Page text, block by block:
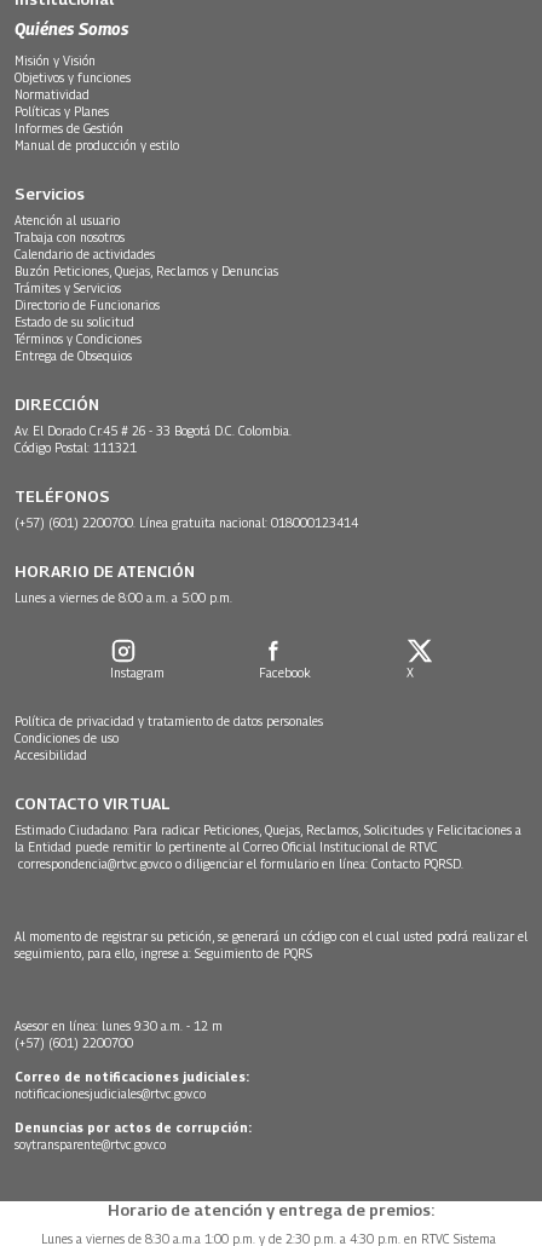
Quiénes Somos
Misión y Visión
Objetivos y funciones
Normatividad
Políticas y Planes
Informes de Gestión
Manual de producción y estilo
Servicios
Atención al usuario
Trabaja con nosotros
Calendario de actividades
Buzón Peticiones, Quejas, Reclamos y Denuncias
Trámites y Servicios
Directorio de Funcionarios
Estado de su solicitud
Términos y Condiciones
Entrega de Obsequios
DIRECCIÓN
Av. El Dorado Cr.45 # 26 - 33 Bogotá D.C. Colombia.
Código Postal: 111321
TELÉFONOS
(+57) (601) 2200700. Línea gratuita nacional: 018000123414
HORARIO DE ATENCIÓN
Lunes a viernes de 8:00 a.m. a 5:00 p.m.
Instagram Facebook X
Política de privacidad y tratamiento de datos personales
Condiciones de uso
Accesibilidad
CONTACTO VIRTUAL
Estimado Ciudadano: Para radicar Peticiones, Quejas, Reclamos, Solicitudes y Felicitaciones a
la Entidad puede remitir lo pertinente al Correo Oficial Institucional de RTVC
correspondencia@rtvc.gov.co o diligenciar el formulario en línea: Contacto PQRSD.
Al momento de registrar su petición, se generará un código con el cual usted podrá realizar el
seguimiento, para ello, ingrese a: Seguimiento de PQRS
Asesor en línea: lunes 9:30 a.m. - 12 m
(+57) (601) 2200700
Correo de notificaciones judiciales:
notificacionesjudiciales@rtvc.gov.co
Denuncias por actos de corrupción:
soytransparente@rtvc.gov.co
Horario de atención y entrega de premios:
Lunes a viernes de 8:30 a.m.a 1:00 p.m. y de 2:30 p.m. a 4:30 p.m. en RTVC Sistema